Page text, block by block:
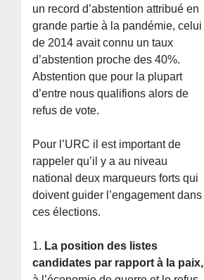
un record d’abstention attribué en
grande partie à la pandémie, celui
de 2014 avait connu un taux
d’abstention proche des 40%.
Abstention que pour la plupart
d’entre nous qualifions alors de
refus de vote.
Pour l’URC il est important de
rappeler qu’il y a au niveau
national deux marqueurs forts qui
doivent guider l’engagement dans
ces élections.
1. La position des listes
candidates par rapport à la paix,